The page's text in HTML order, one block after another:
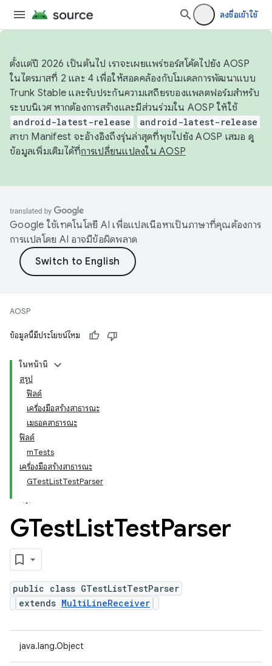
ลงชื่อเข้าใช้
ตั้งแต่ปี 2026 เป็นต้นไป เราจะเผยแพร่ซอร์สโค้ดไปยัง AOSP
ในไตรมาสที่ 2 และ 4 เพื่อให้สอดคล้องกับโมเดลการพัฒนาแบบ
Trunk Stable และรับประกันความเสถียรของแพลตฟอร์มสำหรับ
ระบบนิเวศ หากต้องการสร้างและมีส่วนร่วมใน AOSP ให้ใช้
android-latest-release android-latest-release
สาขา Manifest จะอ้างอิงถึงรุ่นล่าสุดที่พุชไปยัง AOSP เสมอ ดู
ข้อมูลเพิ่มเติมได้ที่การเปลี่ยนแปลงใน AOSP
Google ใช้เทคโนโลยี AI เพื่อแปลเนื้อหาเป็นภาษาที่คุณต้องการ
การแปลโดย AI อาจมีข้อผิดพลาด
AOSP
ข้อมูลนี้มีประโยชน์ไหม
ในหน้านี้
สรุป
ฟิลด์
เครื่องมือสร้างสาธารณะ
เมธอดสาธารณะ
ฟิลด์
mTests
เครื่องมือสร้างสาธารณะ
GTestListTestParser
GTestListTestParser
public class GTestListTestParser
extends MultiLineReceiver
java.lang.Object